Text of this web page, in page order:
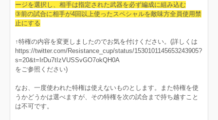
ージを選択し、相手は指定された武器を必ず編成に組み込む
③前の試合に相手が4回以上使ったスペシャルを敵味方全員使用禁
止にする
↑特権の内容を変更しましたのでお気を付けください。(詳しくは
https://twitter.com/Resistance_cup/status/1530101145653243905?
s=20&t=IrDu7tIzVUSSvGO7okQH0A
をご参照ください)
なお、一度使われた特権は使えないものとします。また特権を使
うかどうかは選べますが、その特権を次の試合まで持ち越すこと
は不可です。